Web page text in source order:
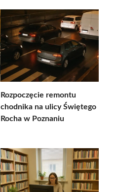
Rozpoczęcie remontu
chodnika na ulicy Świętego
Rocha w Poznaniu